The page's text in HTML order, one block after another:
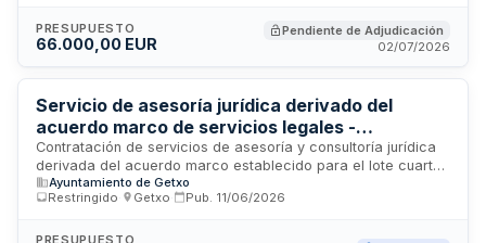
procedimientos administrativos comunes. El servicio se
prestará de forma presencial y no presencial, con acceso a
municipio.
PRESUPUESTO
66.000,00 EUR
Pendiente de Adjudicación
02/07/2026
Servicio de asesoría jurídica derivado del
acuerdo marco de servicios legales -
Ayuntamiento de Getxo
Contratación de servicios de asesoría y consultoría jurídica
derivada del acuerdo marco establecido para el lote cuarto
de servicios legales del Ayuntamiento de Getxo. El contrato,
adjudicado por el alcalde como órgano de contratación,
naturaleza legal para asuntos municipales. Se trata de un
Ayuntamiento de Getxo
Restringido
Getxo Pub. 11/06/2026
PRESUPUESTO